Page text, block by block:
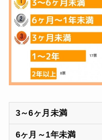
3～6ヶ月未満
6ヶ月～1年未満